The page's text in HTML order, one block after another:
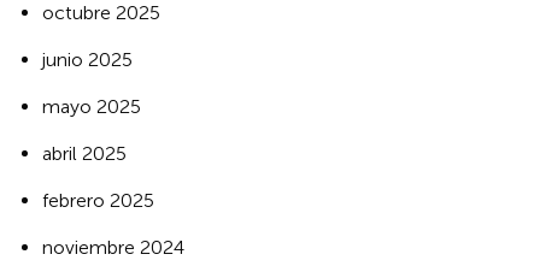
octubre 2025
junio 2025
mayo 2025
abril 2025
febrero 2025
noviembre 2024